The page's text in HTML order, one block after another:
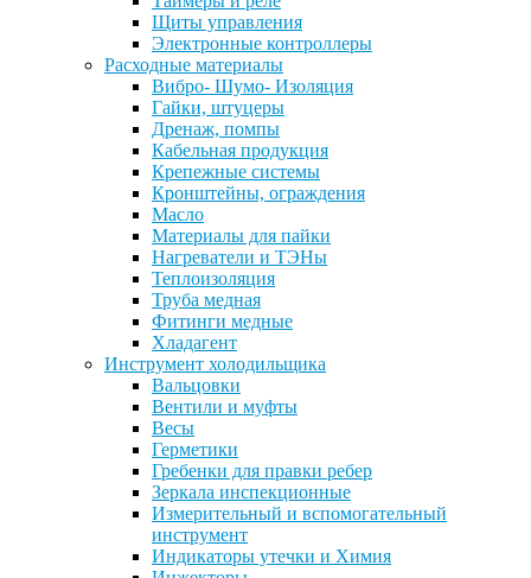
Щиты управления
Электронные контроллеры
Расходные материалы
Вибро- Шумо- Изоляция
Гайки, штуцеры
Дренаж, помпы
Кабельная продукция
Крепежные системы
Кронштейны, ограждения
Масло
Материалы для пайки
Нагреватели и ТЭНы
Теплоизоляция
Труба медная
Фитинги медные
Хладагент
Инструмент холодильщика
Вальцовки
Вентили и муфты
Весы
Герметики
Гребенки для правки ребер
Зеркала инспекционные
Измерительный и вспомогательный
инструмент
Индикаторы утечки и Химия